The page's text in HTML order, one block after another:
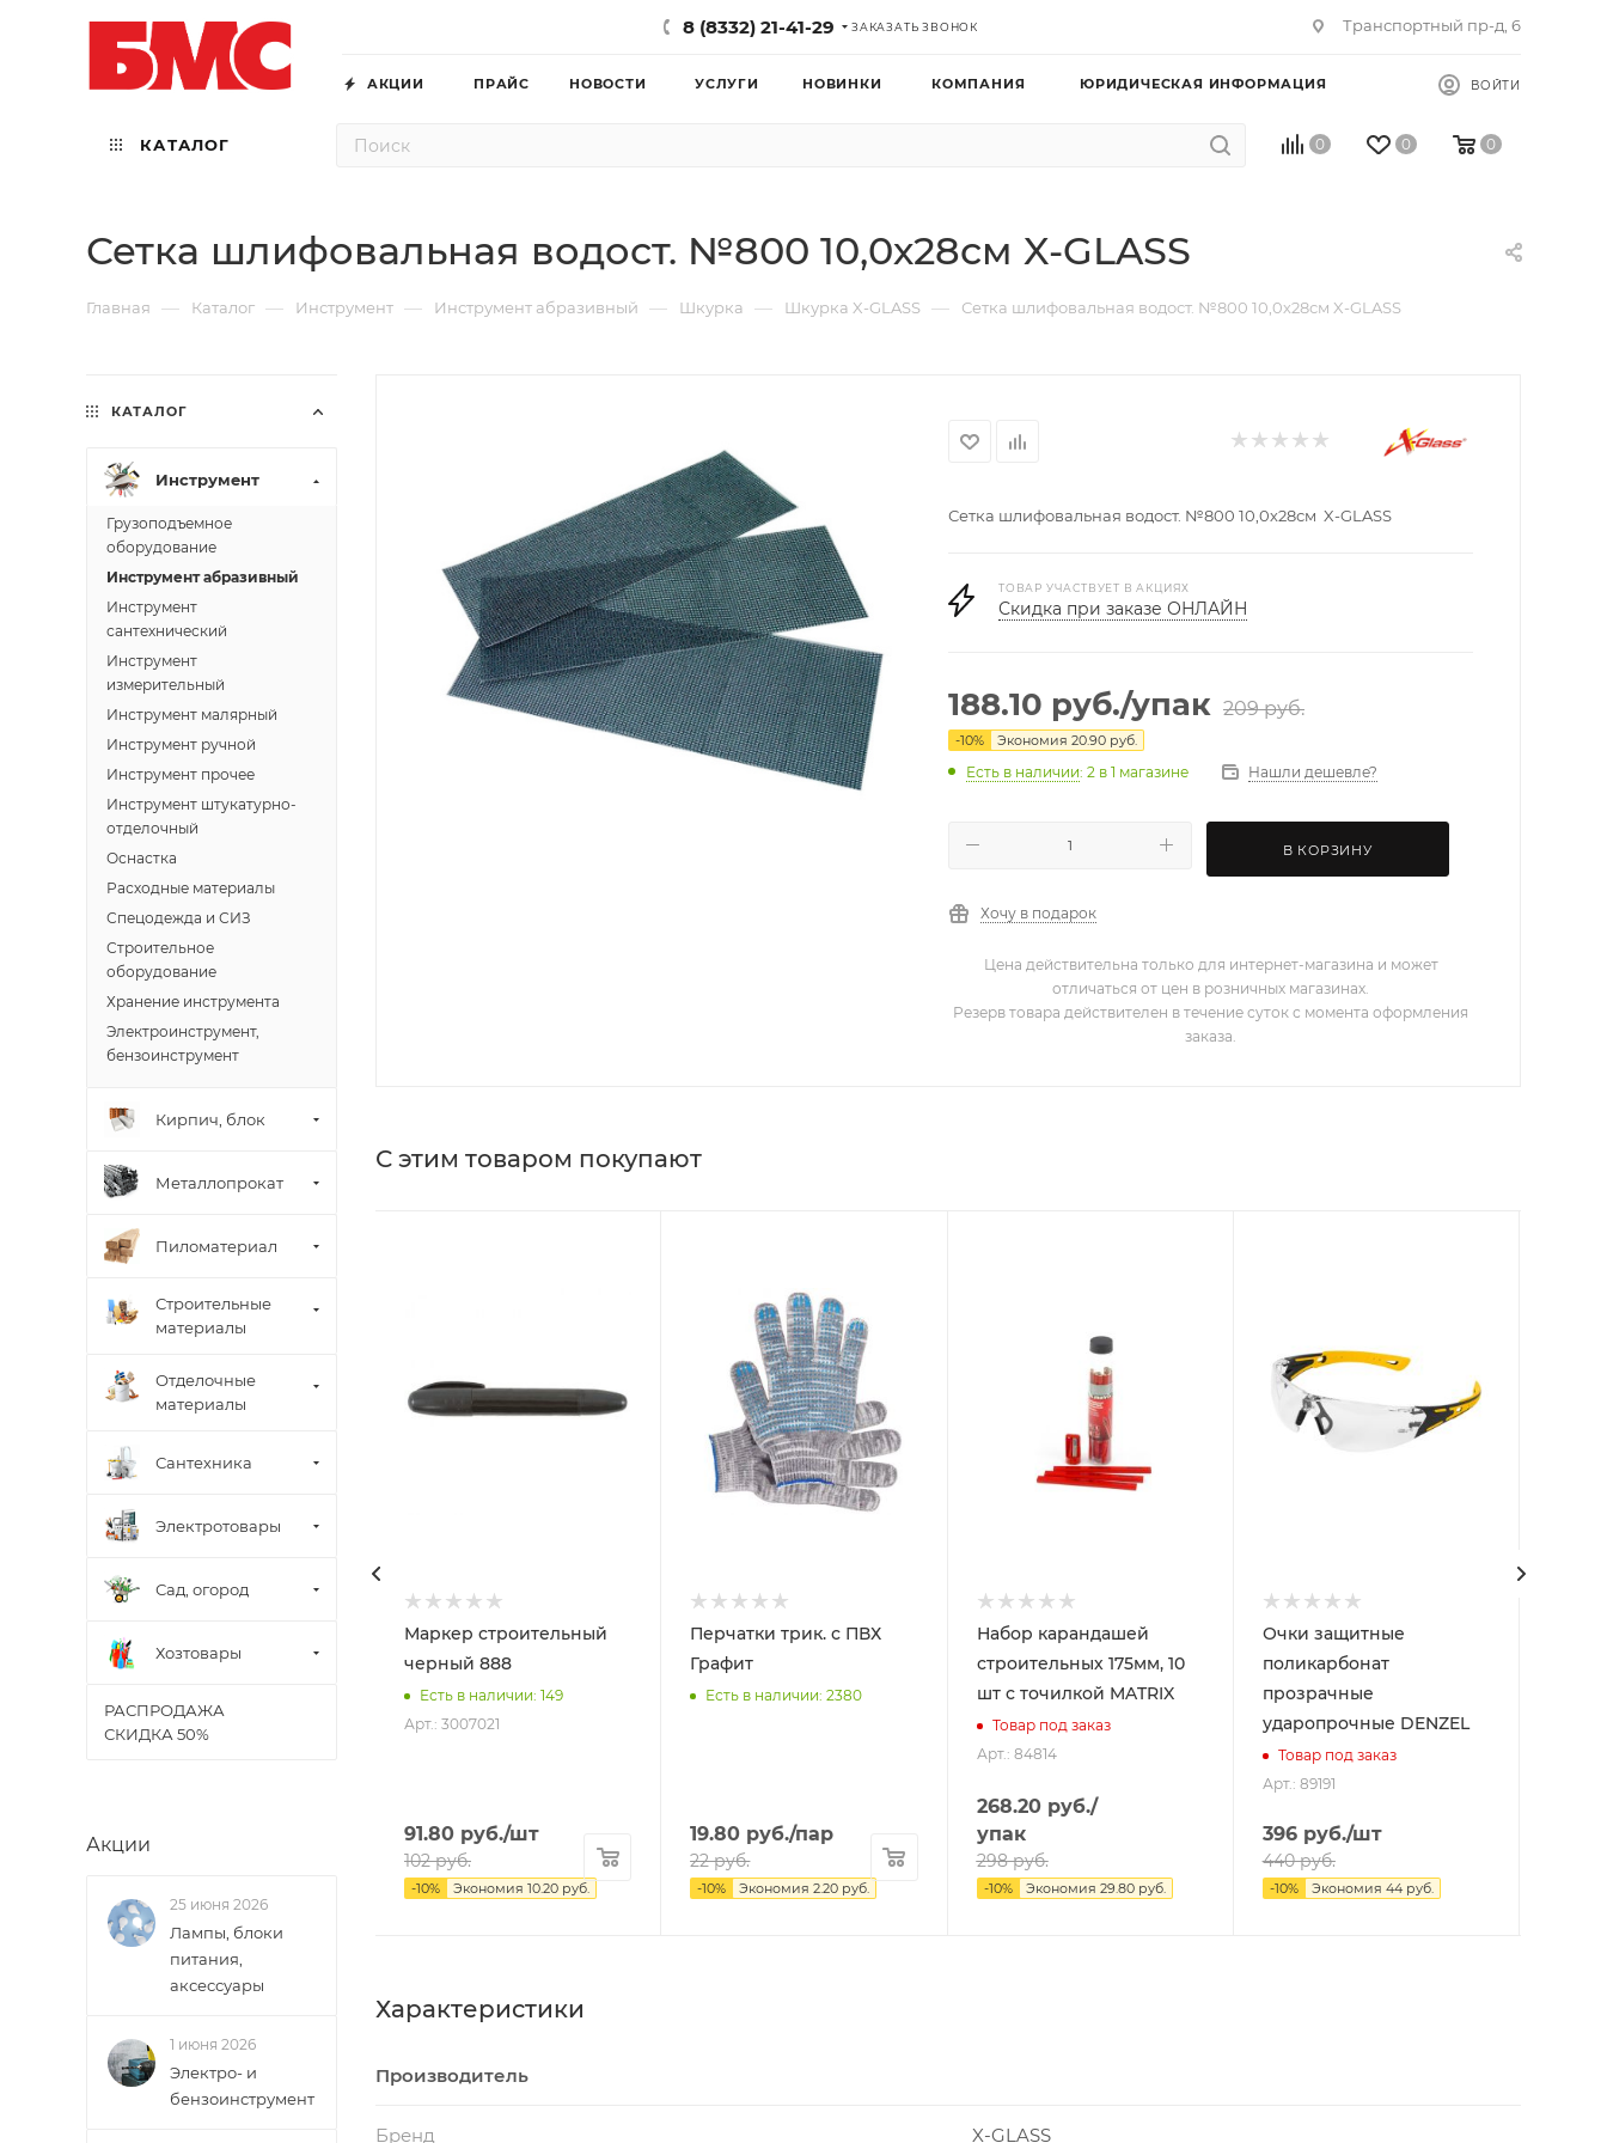
8 (8332) 21-41-29 ЗАКАЗАТЬ ЗВОНОК Транспортный пр-д, 6
АКЦИИ ПРАЙС НОВОСТИ УСЛУГИ НОВИНКИ КОМПАНИЯ ЮРИДИЧЕСКАЯ ИНФОРМАЦИЯ ВОЙТИ
КАТАЛОГ 0 0 0
Сетка шлифовальная водост. №800 10,0х28см X-GLASS
Главная — Каталог — Инструмент — Инструмент абразивный — Шкурка — Шкурка X-GLASS — Сетка шлифовальная водост. №800 10,0х28см X-GLASS
Сетка шлифовальная водост. №800 10,0х28см X-GLASS
ТОВАР УЧАСТВУЕТ В АКЦИЯХ
Скидка при заказе ОНЛАЙН
188.10 руб./упак 209руб.
-10% Экономия 20.90 руб.
Есть в наличии: 2 в 1 магазине Нашли дешевле?
В КОРЗИНУ
Хочу в подарок
Цена действительна только для интернет-магазина и может
отличаться от цен в розничных магазинах.
Резерв товара действителен в течение суток с момента оформления
заказа.
С этим товаром покупают
Маркер строительный
черный 888
Есть в наличии: 149
Арт.: 3007021
91.80 руб./шт
102руб.
-10% Экономия 10.20 руб.
Перчатки трик. с ПВХ
Графит
Есть в наличии: 2380
19.80 руб./пар
22руб.
-10% Экономия 2.20 руб.
Набор карандашей
строительных 175мм, 10
шт с точилкой MATRIX
Товар под заказ
Арт.: 84814
268.20руб./
упак
298руб.
-10% Экономия 29.80руб.
Очки защитные
поликарбонат
прозрачные
ударопрочные DENZEL
Товар под заказ
Арт.: 89191
396руб./шт
440руб.
-10% Экономия 44руб.
Характеристики
Производитель
Бренд X-GLASS
КАТАЛОГ
Инструмент
Грузоподъемное
оборудование
Инструмент абразивный
Инструмент
сантехнический
Инструмент
измерительный
Инструмент малярный
Инструмент ручной
Инструмент прочее
Инструмент штукатурно-
отделочный
Оснастка
Расходные материалы
Спецодежда и СИЗ
Строительное
оборудование
Хранение инструмента
Электроинструмент,
бензоинструмент
Кирпич, блок
Металлопрокат
Пиломатериал
Строительные
материалы
Отделочные
материалы
Сантехника
Электротовары
Сад, огород
Хозтовары
РАСПРОДАЖА
СКИДКА 50%
Акции
25 июня 2026
Лампы, блоки
питания,
аксессуары
1 июня 2026
Электро- и
бензоинструмент